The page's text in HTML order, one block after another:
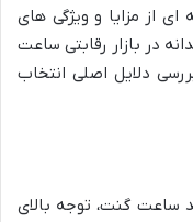
از مزایا و ویژگی های
در بازار رقابتی ساعت
دلایل اصلی انتخاب
ساعت گنت، توجه بالای